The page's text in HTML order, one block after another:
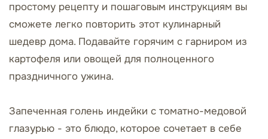
простому рецепту и пошаговым инструкциям вы
сможете легко повторить этот кулинарный
шедевр дома. Подавайте горячим с гарниром из
картофеля или овощей для полноценного
праздничного ужина.
Запеченная голень индейки с томатно-медовой
глазурью - это блюдо, которое сочетает в себе